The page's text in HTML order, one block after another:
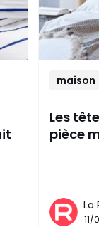
maison
Les
pièce
La
11/